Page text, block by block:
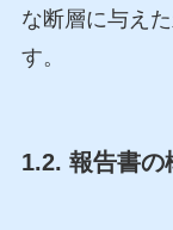
な断層に与え
す。
1.2. 報告書の